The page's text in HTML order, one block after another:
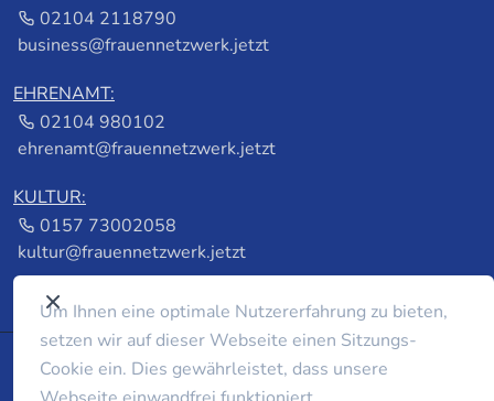
02104 2118790
business@frauennetzwerk.jetzt
EHRENAMT:
02104 980102
ehrenamt@frauennetzwerk.jetzt
KULTUR:
0157 73002058
kultur@frauennetzwerk.jetzt
© 2026 frauennetzwerk.jetzt byfoerster fotografie &
Um Ihnen eine optimale Nutzererfahrung zu bieten,
setzen wir auf dieser Webseite einen Sitzungs-
Cookie ein. Dies gewährleistet, dass unsere